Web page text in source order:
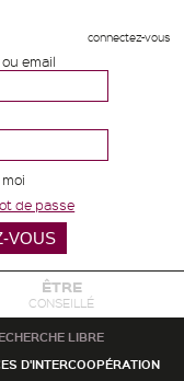
connectez-vous
email
de passe
ÊTRE
CONSEILLÉ
LIBRE
D'INTERCOOPÉRATION